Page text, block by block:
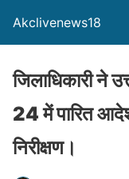
Akclivenews18
जिलाधिकारी ने
24 में पारित
निरीक्षण।